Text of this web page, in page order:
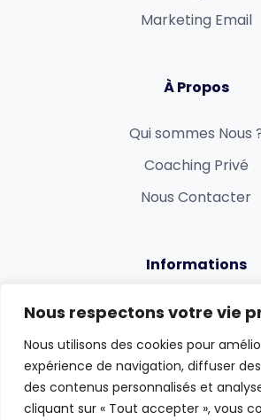
Nous respectons votre vie
Nous utilisons des cookies pour
expérience de navigation, diffuser
des contenus personnalisés et
cliquant sur « Tout accepter », vous
Marketing Email
À Propos
Qui sommes Nous
Coaching Privé
Nous Contacter
Informations
Politique de
Conditions